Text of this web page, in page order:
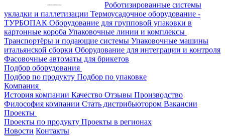
Роботизированные системы
укладки и паллетизации Термоусадочное оборудование -
ТУРБОПАК Оборудование для групповой упаковки в
картонные короба Упаковочные линии и комплексы
Транспортёры и подающие системы Упаковочные машины
итальянской сборки Оборудование для интеграции и контроля
Фасовочные автоматы для брикетов
Подбор оборудования
Подбор по продукту Подбор по упаковке
Компания
История компании Качество Отзывы Производство
Философия компании Стать дистрибьютором Вакансии
Проекты
Проекты по продукту Проекты в регионах
Новости Контакты